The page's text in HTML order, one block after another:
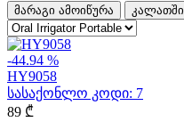
მარაგი ამოიწურა კალათში
-44.94 %
HY9058
სასაქონლო კოდი: 7
89 ₾